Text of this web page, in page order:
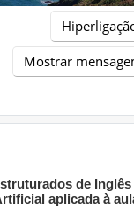
Mostrar
'Prof.ING Ana Isabel
de Inglês
aplicada à